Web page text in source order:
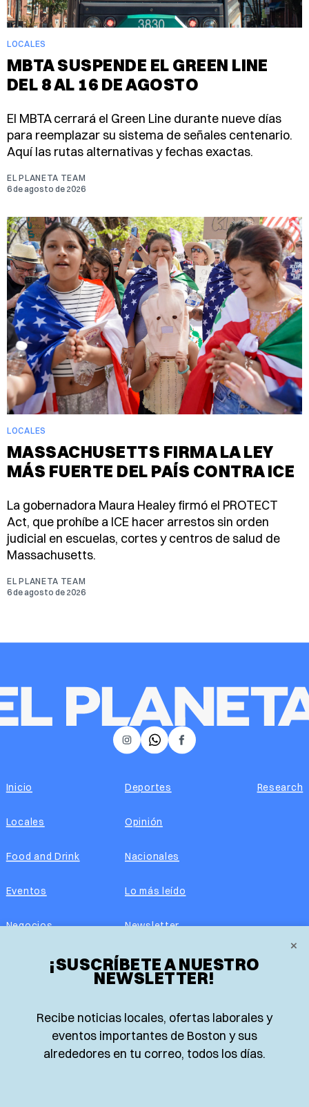
LOCALES
MBTA SUSPENDE EL GREEN LINE
DEL 8 AL 16 DE AGOSTO
El MBTA cerrará el Green Line durante nueve días
para reemplazar su sistema de señales centenario.
Aquí las rutas alternativas y fechas exactas.
EL PLANETA TEAM
6 de agosto de 2026
LOCALES
MASSACHUSETTS FIRMA LA LEY
MÁS FUERTE DEL PAÍS CONTRA ICE
La gobernadora Maura Healey firmó el PROTECT
Act, que prohíbe a ICE hacer arrestos sin orden
judicial en escuelas, cortes y centros de salud de
Massachusetts.
EL PLANETA TEAM
6 de agosto de 2026
×
¡SUSCRÍBETE A NUESTRO
NEWSLETTER!
Recibe noticias locales, ofertas laborales y
eventos importantes de Boston y sus
alrededores en tu correo, todos los días.
𝕏 Facebook
Instagram
Inicio
Locales
Food and Drink
Eventos
Negocios
Real Estate
Guía de Recursos
Deportes
Opinión
Nacionales
Lo más leído
Newsletter
Edición impresa
Advertise with us
Research